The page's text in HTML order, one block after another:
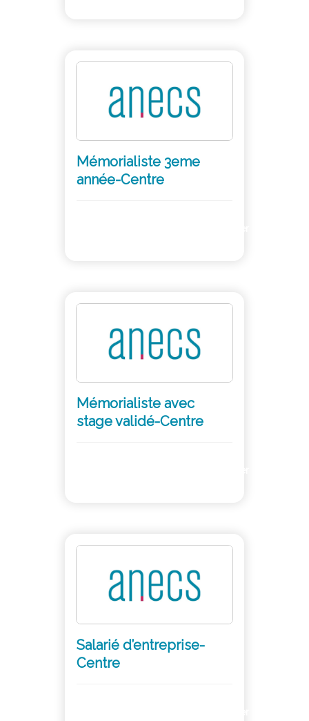
Mémorialiste 3eme
année-Centre
Mémorialiste avec
stage validé-Centre
Salarié d’entreprise-
Centre